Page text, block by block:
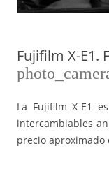
Fujifilm X-E1.
La Fujifilm X-E1
intercambiables
precio aproximado